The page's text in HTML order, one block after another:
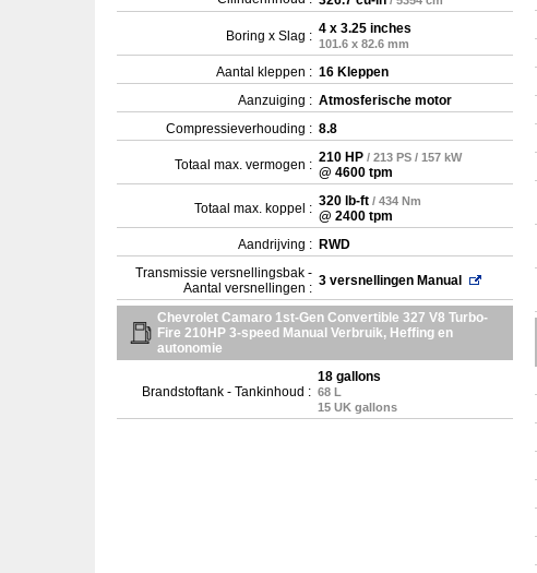
Boring x Slag : 4 x 3.25 inches
101.6 x 82.6 mm
Aantal kleppen : 16 Kleppen
Aanzuiging : Atmosferische motor
Compressieverhouding : 8.8
Totaal max. vermogen : 210 HP / 213 PS / 157 kW
@ 4600 tpm
Totaal max. koppel : 320 lb-ft / 434 Nm
@ 2400 tpm
Aandrijving : RWD
Transmissie versnellingsbak -
Aantal versnellingen : 3 versnellingen Manual
Chevrolet Camaro 1st-Gen Convertible 327 V8 Turbo-
Fire 210HP 3-speed Manual Verbruik, Heffing en
autonomie
Brandstoftank - Tankinhoud :
18 gallons
68 L
15 UK gallons